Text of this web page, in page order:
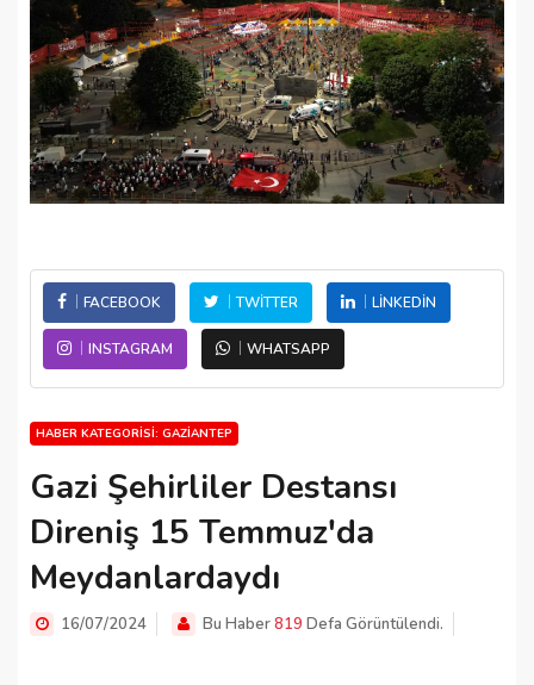
FACEBOOK TWITTER LINKEDIN
INSTAGRAM WHATSAPP
HABER KATEGORISI: GAZIANTEP
Gazi Şehirliler Destansı
Direniş 15 Temmuz'da
Meydanlardaydı
16/07/2024 Bu Haber819 Defa Görüntülendi.